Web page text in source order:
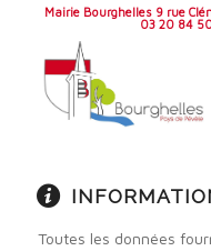
Mairie Bourghelles 9 rue
03 20 84
Toutes les données